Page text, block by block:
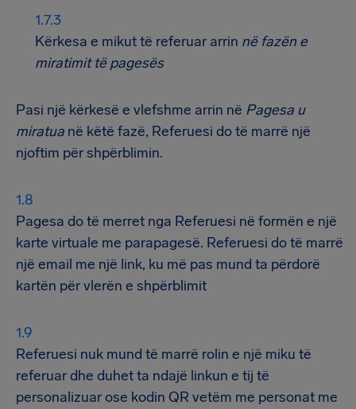
Kërkesa e mikut të referuar arrin në fazën e
miratimit të pagesës
Pasi një kërkesë e vlefshme arrin në Pagesa u
miratua në këtë fazë, Referuesi do të marrë një
njoftim për shpërblimin.
Pagesa do të merret nga Referuesi në formën e një
karte virtuale me parapagesë. Referuesi do të marrë
një email me një link, ku më pas mund ta përdorë
kartën për vlerën e shpërblimit
Referuesi nuk mund të marrë rolin e një miku të
referuar dhe duhet ta ndajë linkun e tij të
personalizuar ose kodin QR vetëm me personat me